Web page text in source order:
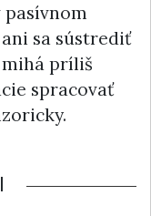
sa sústrediť
mihá príliš
spracovať